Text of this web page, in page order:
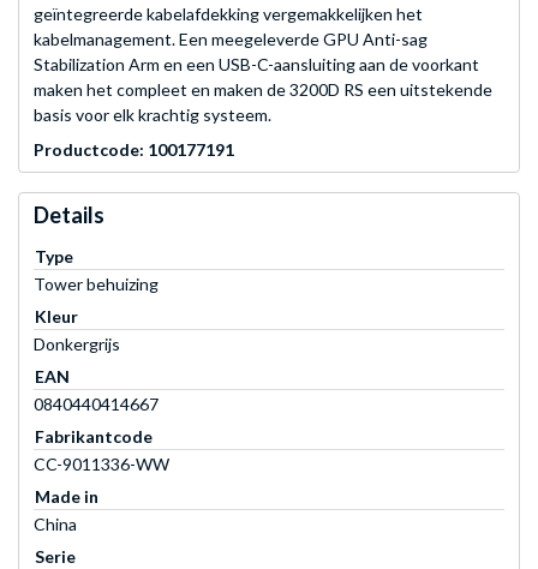
geïntegreerde kabelafdekking vergemakkelijken het
kabelmanagement. Een meegeleverde GPU Anti-sag
Stabilization Arm en een USB-C-aansluiting aan de voorkant
maken het compleet en maken de 3200D RS een uitstekende
basis voor elk krachtig systeem.
Productcode: 100177191
Details
Type
Tower behuizing
Kleur
Donkergrijs
EAN
0840440414667
Fabrikantcode
CC-9011336-WW
Made in
China
Serie